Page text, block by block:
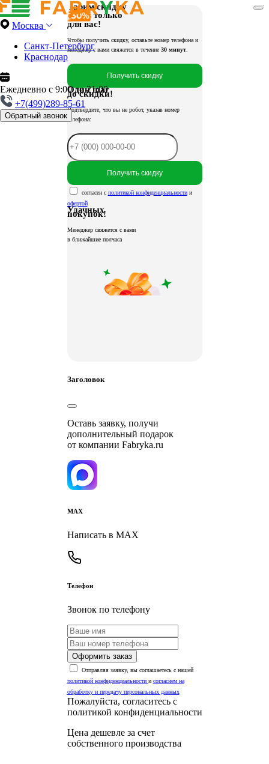
Дарим скидку
только
для вас!
Чтобы получить скидку, оставьте номер телефона и
менеджер с вами свяжется в течение 30 минут.
Получить скидку
Один шаг
до скидки!
Подтвердите, что вы не робот, указав номер
телефона:
Получить скидку
согласен с политикой конфиденциальностии
офертой
Удачных
покупок!
Менеджер свяжется с вами
в ближайшие полчаса
Заголовок
Оставь заявку, получи
дополнительный подарок
от компании Fabryka.ru
MAX
Написать в MAX
Телефон
Звонок по телефону
Оформить заказ
Отправляя заявку, вы соглашаетесь с нашей
политикой конфиденциальности и согласием на
обработку и передачу персональных данных
Пожалуйста, согласитесь с
политикой конфиденциальности
Цена дешевле за счет
собственного производства
Москва
Санкт-Петербург
Краснодар
Ежедневно с 9:00 до 21:00
+7(499)289-85-61
Обратный звонок